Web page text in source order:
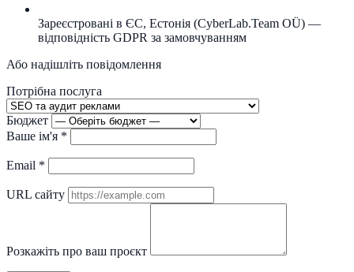
Зареєстровані в ЄС, Естонія (CyberLab.Team OÜ) —
відповідність GDPR за замовчуванням
Або надішліть повідомлення
Потрібна послуга
Бюджет
Ваше ім'я *
Email *
URL сайту
Розкажіть про ваш проєкт